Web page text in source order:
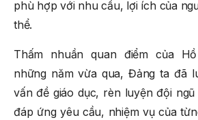
phù hợp với nhu cầu, lợi ích của
thể.
Thấm nhuần quan điểm của
những năm vừa qua, Đảng ta đã
vấn đề giáo dục, rèn luyện đội
đáp ứng yêu cầu, nhiệm vụ của